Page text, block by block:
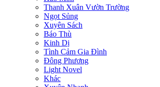
Thanh Xuân Vườn Trường
Ngọt Sủng
Xuyên Sách
Báo Thù
Kinh Dị
Tình Cảm Gia Đình
Đông Phương
Light Novel
Khác